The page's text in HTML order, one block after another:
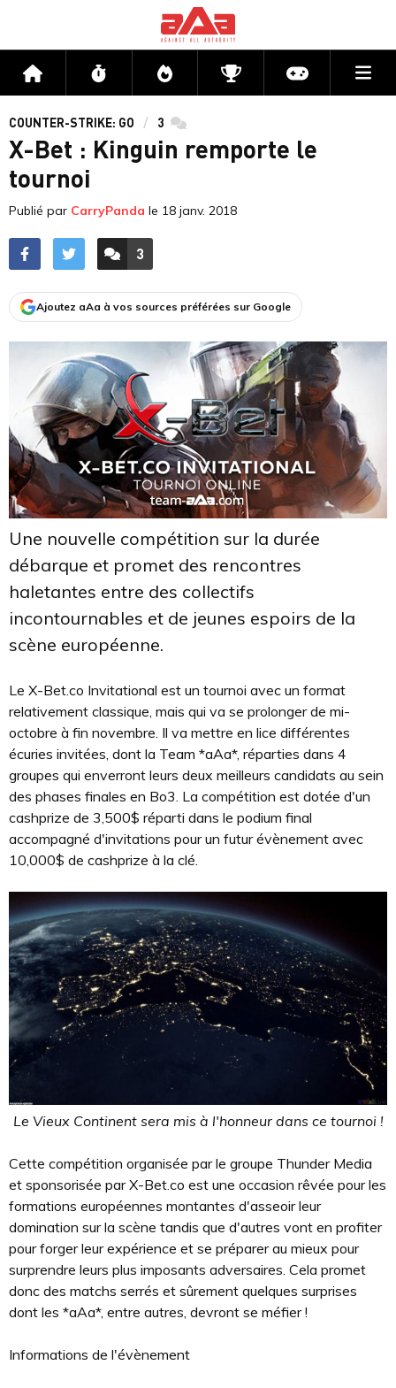
Accueil Flux Directs CompétitionsActu jeux
COUNTER-STRIKE: GO 3 commentaires
X-Bet : Kinguin remporte le
tournoi
Publié par CarryPanda le 18 janv. 2018
ACCÉDER AUX
3
COMMENTAIRES
Ajoutez aAa à vos sources préférées sur Google
Une nouvelle compétition sur la durée
débarque et promet des rencontres
haletantes entre des collectifs
incontournables et de jeunes espoirs de la
scène européenne.
Le X-Bet.co Invitational est un tournoi avec un format
relativement classique, mais qui va se prolonger de mi-
octobre à fin novembre. Il va mettre en lice différentes
écuries invitées, dont la Team *aAa*, réparties dans 4
groupes qui enverront leurs deux meilleurs candidats au sein
des phases finales en Bo3. La compétition est dotée d'un
cashprize de 3,500$ réparti dans le podium final
accompagné d'invitations pour un futur évènement avec
10,000$ de cashprize à la clé.
Le Vieux Continent sera mis à l'honneur dans ce tournoi !
Cette compétition organisée par le groupe Thunder Media
et sponsorisée par X-Bet.co est une occasion rêvée pour les
formations européennes montantes d'asseoir leur
domination sur la scène tandis que d'autres vont en profiter
pour forger leur expérience et se préparer au mieux pour
surprendre leurs plus imposants adversaires. Cela promet
donc des matchs serrés et sûrement quelques surprises
dont les *aAa*, entre autres, devront se méfier !
Informations de l'évènement